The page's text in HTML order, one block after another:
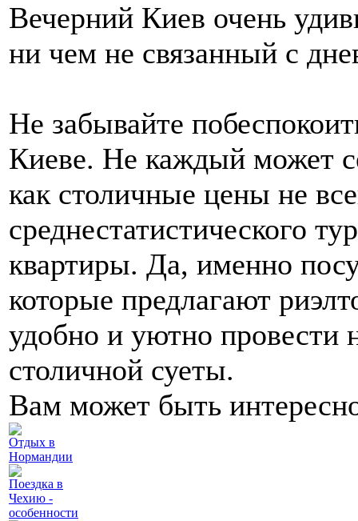
Вечерний Киев очень
ни чем не связанный с
Не забывайте
Киеве. Не каждый может
как столичные цены не
среднестатистического
квартиры. Да, именно
которые предлагают
удобно и уютно провести
столичной суеты.
Вам может быть
Отдых в
Нормандии
Поездка в
Чехию -
особенности